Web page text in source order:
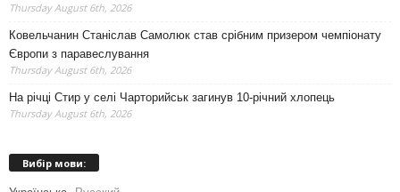
Thursday August 6th, 2026
Ковельчанин Станіслав Самолюк став срібним призером чемпіонату
Європи з паравеслування
Thursday August 6th, 2026
На річці Стир у селі Чарторийськ загинув 10-річний хлопець
Thursday August 6th, 2026
Вибір мови: